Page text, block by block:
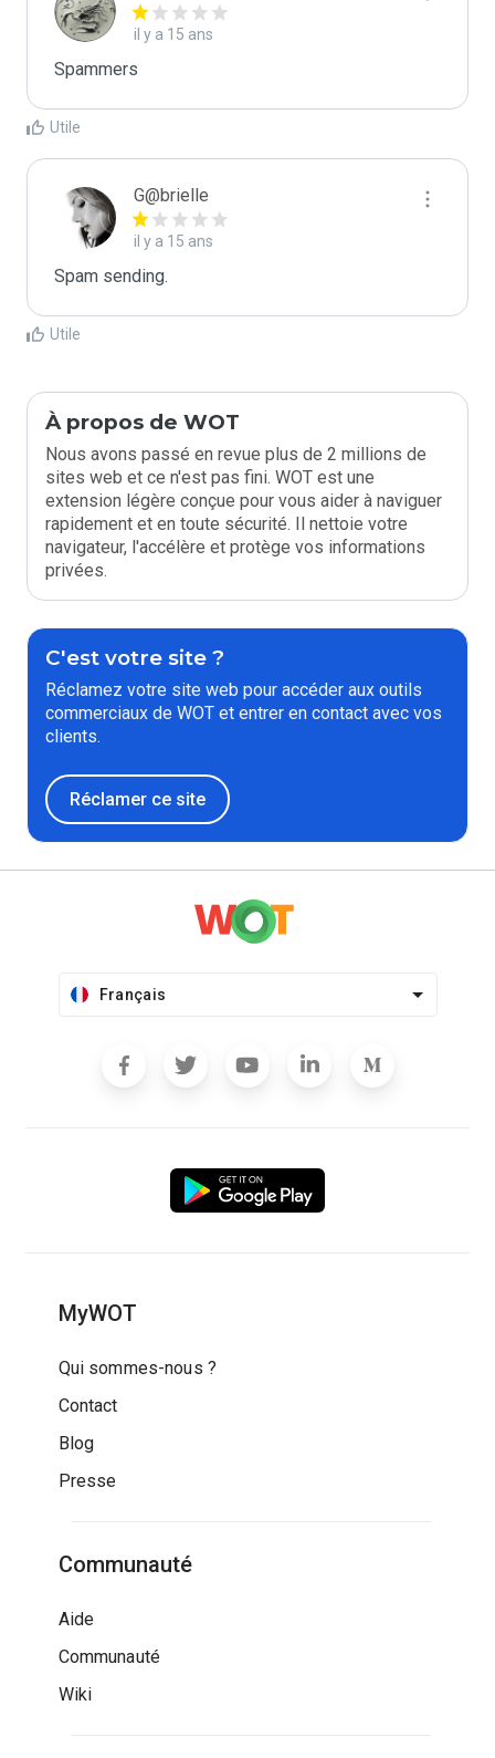
il y a 15 ans
Spammers
Utile
G@brielle
il y a 15 ans
Spam sending.
Utile
À propos de WOT
Nous avons passé en revue plus de 2 millions de
sites web et ce n'est pas fini. WOT est une
extension légère conçue pour vous aider à naviguer
rapidement et en toute sécurité. Il nettoie votre
navigateur, l'accélère et protège vos informations
privées.
C'est votre site ?
Réclamez votre site web pour accéder aux outils
commerciaux de WOT et entrer en contact avec vos
clients.
Réclamer ce site
Français
MyWOT
Qui sommes-nous ?
Contact
Blog
Presse
Communauté
Aide
Communauté
Wiki